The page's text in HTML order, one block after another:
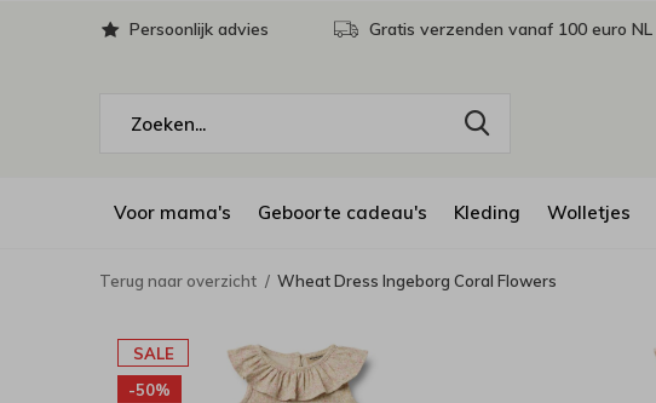
Voor mama's Geboorte cadeau's Kleding Wolletjes
Persoonlijk advies Gratis verzenden vanaf 100 euro NL
Terug naar overzicht Wheat Dress Ingeborg Coral Flowers
SALE
-50%